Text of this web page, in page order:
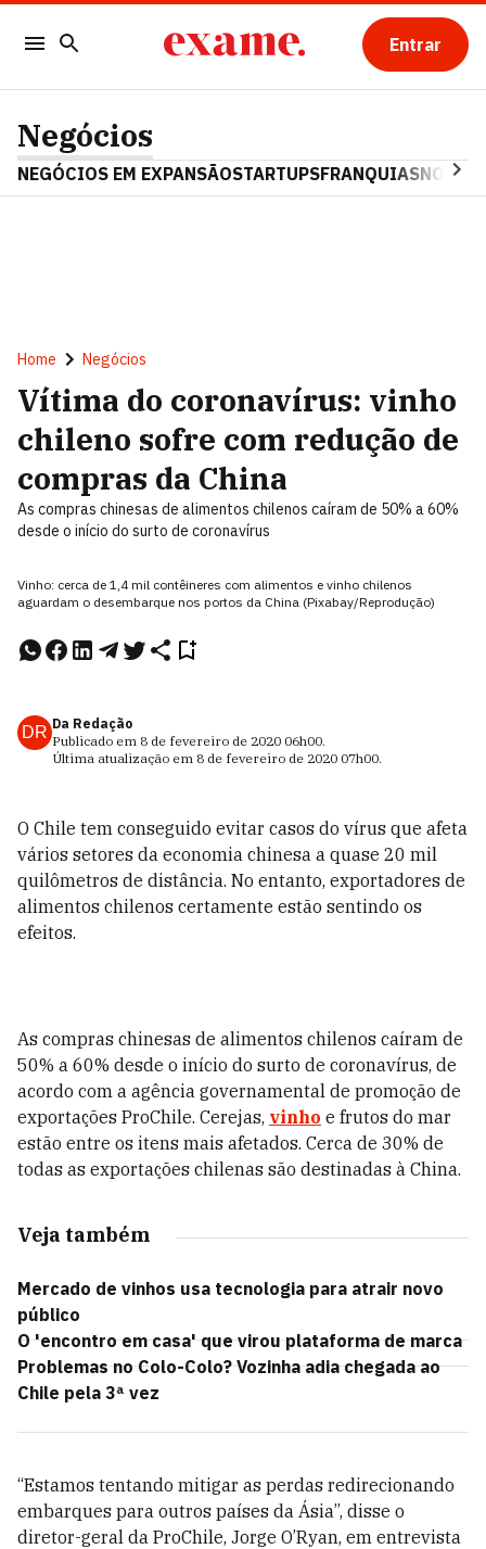
Entrar
Negócios
NEGÓCIOS EM EXPANSÃOSTARTUPSFRANQUIAS
Home Negócios
Vítima do coronavírus: vinho
chileno sofre com redução de
compras da China
As compras chinesas de alimentos chilenos caíram de 50% a 60%
desde o início do surto de coronavírus
Vinho: cerca de 1,4 mil contêineres com alimentos e vinho chilenos
aguardam o desembarque nos portos da China (Pixabay/Reprodução)
DR Da Redação
Publicado em 8 de fevereiro de 2020 06h00.
Última atualização em 8 de fevereiro de 2020 07h00.
O Chile tem conseguido evitar casos do vírus que afeta
vários setores da economia chinesa a quase 20 mil
quilômetros de distância. No entanto, exportadores de
alimentos chilenos certamente estão sentindo os
efeitos.
As compras chinesas de alimentos chilenos caíram de
50% a 60% desde o início do surto de coronavírus, de
acordo com a agência governamental de promoção de
exportações ProChile. Cerejas, vinho e frutos do mar
estão entre os itens mais afetados. Cerca de 30% de
todas as exportações chilenas são destinadas à China.
Veja também
Mercado de vinhos usa tecnologia para atrair novo
público
O 'encontro em casa' que virou plataforma de marca
Problemas no Colo-Colo? Vozinha adia chegada ao
Chile pela 3ª vez
“Estamos tentando mitigar as perdas redirecionando
embarques para outros países da Ásia”, disse o
diretor-geral da ProChile, Jorge O’Ryan, em entrevista